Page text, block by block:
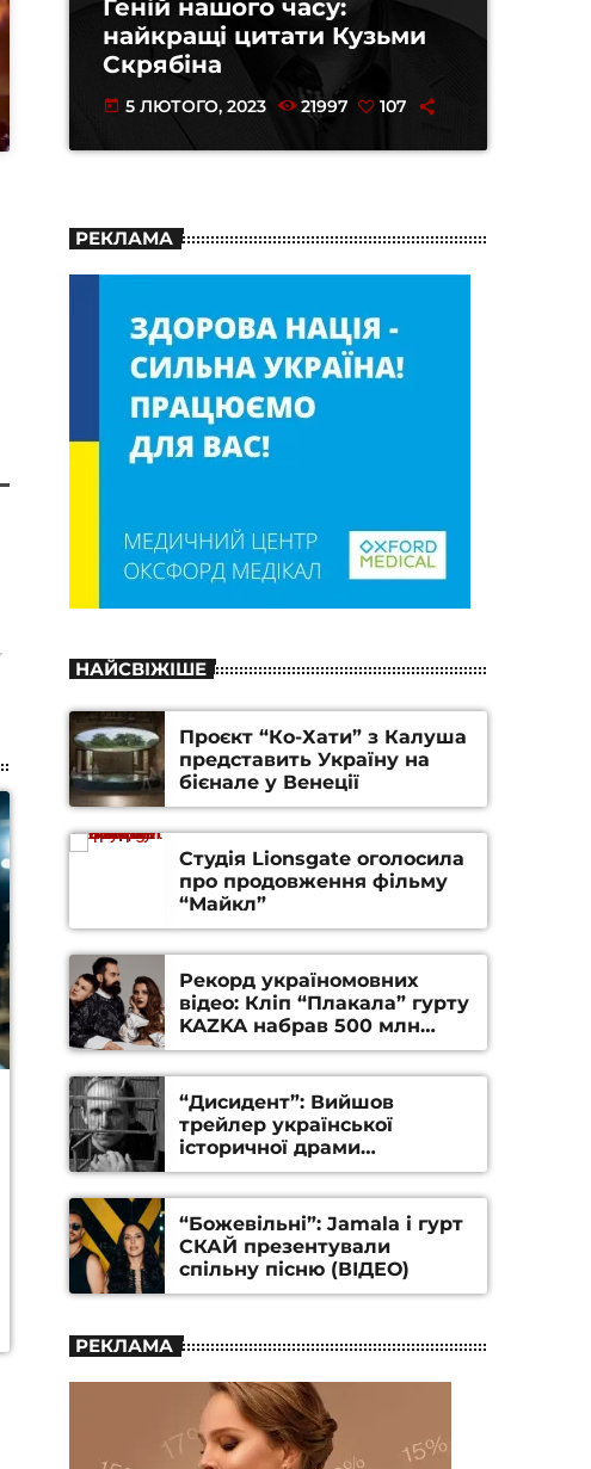
Геній нашого часу:
найкращі цитати Кузьми
Скрябіна
today 5 ЛЮТОГО, 2023 21997 107
РЕКЛАМА
НАЙСВІЖІШЕ
Проєкт “Ко-Хати” з Калуша
представить Україну на
бієнале у Венеції
Студія Lionsgate оголосила
про продовження фільму
“Майкл”
Рекорд україномовних
відео: Кліп “Плакала” гурту
KAZKA набрав 500 млн
переглядів на YouTube
“Дисидент”: Вийшов
трейлер української
історичної драми
Станіслава Гуренка та
Андрія Алфьорова (ВІДЕО)
“Божевільні”: Jamala і гурт
СКАЙ презентували
спільну пісню (ВІДЕО)
РЕКЛАМА